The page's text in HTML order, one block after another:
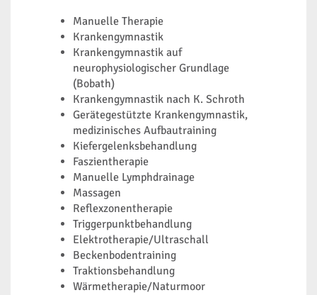
Manuelle Therapie
Krankengymnastik
Krankengymnastik auf
neurophysiologischer Grundlage
(Bobath)
Krankengymnastik nach K. Schroth
Gerätegestützte Krankengymnastik,
medizinisches Aufbautraining
Kiefergelenksbehandlung
Faszientherapie
Manuelle Lymphdrainage
Massagen
Reflexzonentherapie
Triggerpunktbehandlung
Elektrotherapie/Ultraschall
Beckenbodentraining
Traktionsbehandlung
Wärmetherapie/Naturmoor